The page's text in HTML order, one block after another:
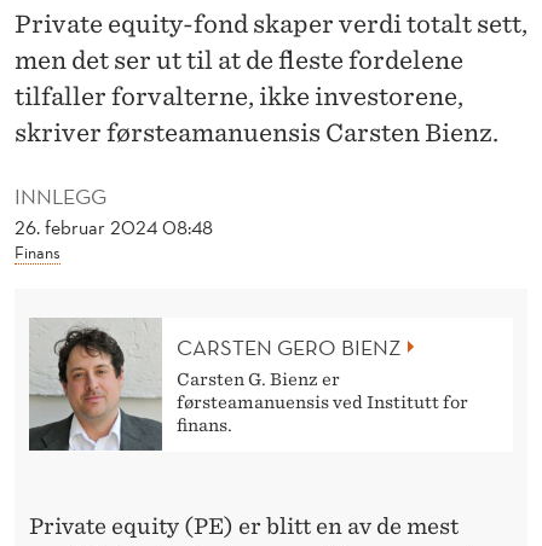
N
G
E
VINNLEGG
26. februar 2024 08:48
Finans
Private equity-fond skaper verdi totalt sett,
men det ser ut til at de fleste fordelene
tilfaller forvalterne, ikke investorene,
skriver førsteamanuensis Carsten Bienz.
CARSTEN GERO BIENZ
Carsten G. Bienz er
førsteamanuensis ved Institutt for
finans.
Private equity (PE) er blitt en av de mest